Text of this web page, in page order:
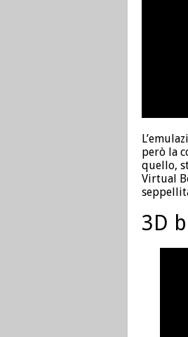
però la
quello,
Virtual
3D